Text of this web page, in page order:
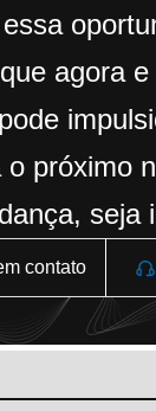
agora
o próximo
seja
contato